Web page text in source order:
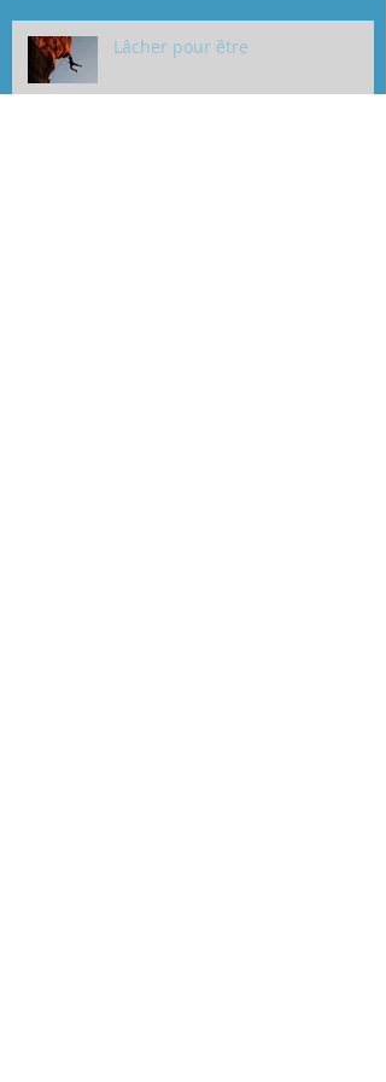
Lâcher pour être